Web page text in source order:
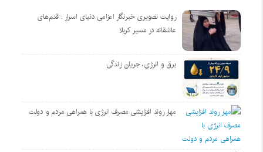
روایت تصویری خبرنگار اعزامی دنیای اسرار : قدم‌های
عاشقانه در مسیر کربلا
برق و انرژی، جریان زندگی
مهار روند افزایشی مصرف انرژی با همراهی مردم و دولت